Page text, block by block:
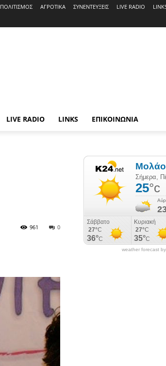
ΠΟΛΙΤΙΣΜΟΣ ΑΓΡΟΤΙΚΑ ΣΥΝΕΝΤΕΥΞΕΙΣ LIVE RADIO
LIVE RADIO LINKS ΕΠΙΚΟΙΝΩΝΙΑ
0
961
weather forecast